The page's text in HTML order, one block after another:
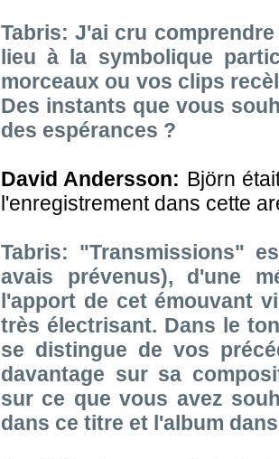
Tabris: J'ai cru
lieu à la symbolique
morceaux ou vos clips
Des instants que vous
des espérances ?
David Andersson: Björn
l'enregistrement dans cette
Tabris: "Transmissions"
avais prévenus), d'une
l'apport de cet émouvant
très électrisant. Dans le
se distingue de vos
davantage sur sa
sur ce que vous avez
dans ce titre et l'album